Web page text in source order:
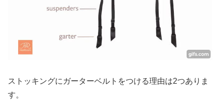
ストッキングにガーターベルトをつける理由は2つありま
す。